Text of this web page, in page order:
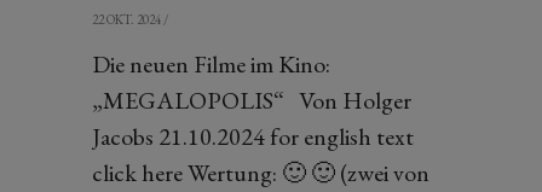
22 OKT. 2024 /
Die neuen Filme im Kino:
„MEGALOPOLIS“ Von Holger
Jacobs 21.10.2024 for english text
click here Wertung: 🙂 🙂 (zwei von